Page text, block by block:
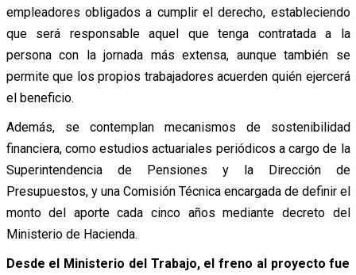
empleadores obligados a cumplir el derecho, estableciendo
que será responsable aquel que tenga contratada a la
persona con la jornada más extensa, aunque también se
permite que los propios trabajadores acuerden quién ejercerá
el beneficio.
Además, se contemplan mecanismos de sostenibilidad
financiera, como estudios actuariales periódicos a cargo de la
Superintendencia de Pensiones y la Dirección de
Presupuestos, y una Comisión Técnica encargada de definir el
monto del aporte cada cinco años mediante decreto del
Ministerio de Hacienda.
Desde el Ministerio del Trabajo, el freno al proyecto fue